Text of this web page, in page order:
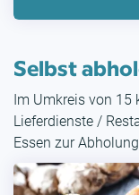
Selbst
Im Umkreis von 15
Lieferdienste /
Essen zur